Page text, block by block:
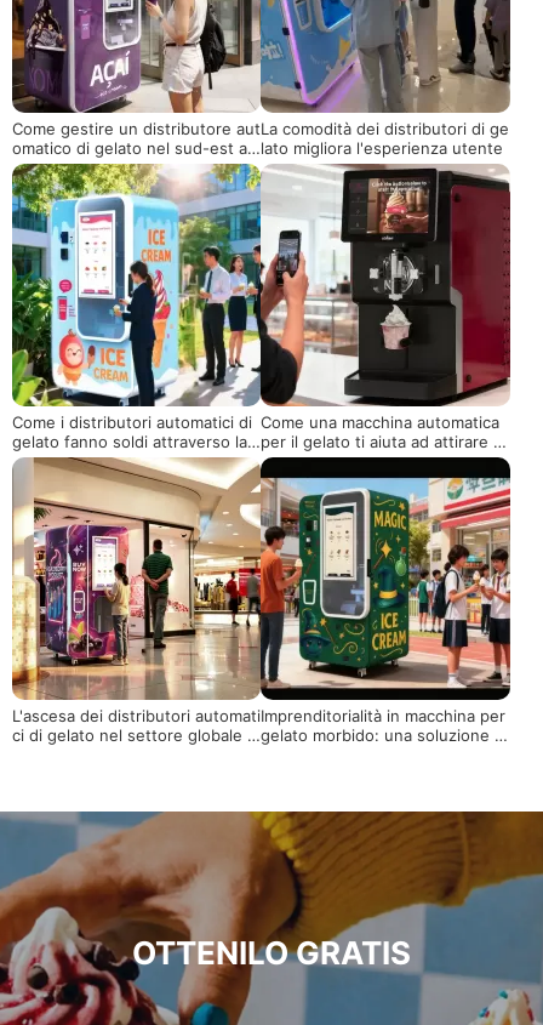
Come gestire un distributore aut
omatico di gelato nel sud-est asi
atico e in Medio Oriente' Il clima
caldo
La comodità dei distributori di ge
lato migliora l'esperienza utente
Come i distributori automatici di
gelato fanno soldi attraverso la t
ecnologia, la posizione e la selez
ione del prodotto
Come una macchina automatica
per il gelato ti aiuta ad attirare pi
ù clienti e aumentare le vendite
L'ascesa dei distributori automati
ci di gelato nel settore globale d
Imprenditorialità in macchina per
gelato morbido: una soluzione c
OTTENILO GRATIS